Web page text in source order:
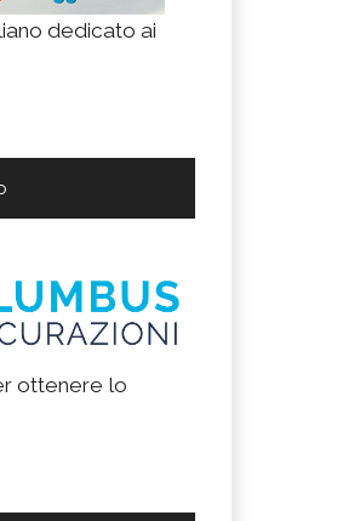
dedicato ai
ottenere lo